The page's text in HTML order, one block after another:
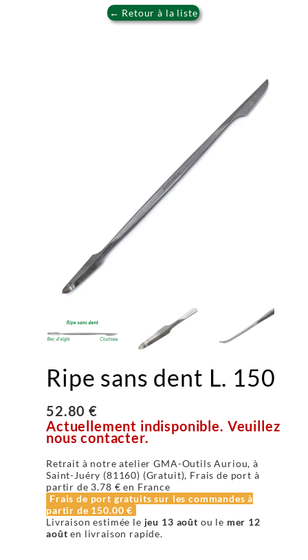
← Retour à la liste
Ripe sans dent L. 150
52.80 €
Actuellement indisponible. Veuillez
nous contacter.
Retrait à notre atelier GMA-Outils Auriou, à
Saint-Juéry (81160) (Gratuit), Frais de port à
partir de 3.78 € en France
Frais de port gratuits sur les commandes à
partir de 150.00 €
Livraison estimée le jeu 13 août ou le mer 12
août en livraison rapide.